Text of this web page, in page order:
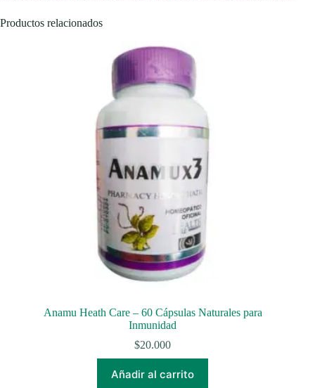
Productos relacionados
Anamu Heath Care – 60 Cápsulas Naturales para
Inmunidad
$20.000
Añadir al carrito